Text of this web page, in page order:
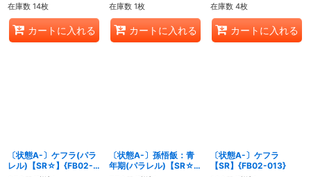
在庫数 14枚
カートに入れる
在庫数 1枚
カートに入れる
在庫数 4枚
カートに入れる
〔状態A-〕ケフラ(パラ
レル)【SR☆】{FB02-
〔状態A-〕孫悟飯：青
年期(パラレル)【SR☆】
〔状態A-〕ケフラ
【SR】{FB02-013}